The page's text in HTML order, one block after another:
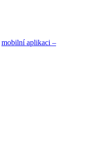
mobilní aplikaci –